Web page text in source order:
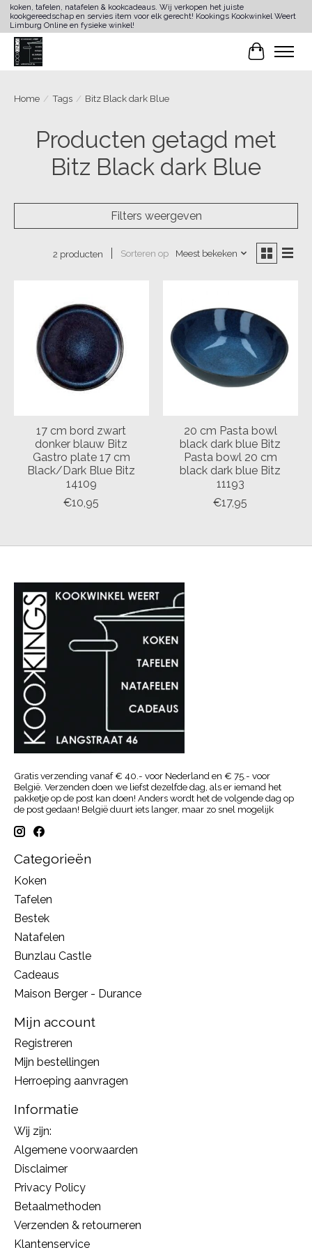
koken, tafelen, natafelen & kookcadeaus. Wij verkopen het juiste
kookgereedschap en servies item voor elk gerecht! Kookings Kookwinkel Weert
Limburg Online en fysieke winkel!
Home / Tags / Bitz Black dark Blue
Producten getagd met
Bitz Black dark Blue
Filters weergeven
2 producten Sorteren op Meest bekeken
17 cm bord zwart
donker blauw Bitz
Gastro plate 17 cm
Black/Dark Blue Bitz
14109
€10,95
20 cm Pasta bowl
black dark blue Bitz
Pasta bowl 20 cm
black dark blue Bitz
11193
€17,95
Gratis verzending vanaf € 40.- voor Nederland en € 75.- voor
België. Verzenden doen we liefst dezelfde dag, als er iemand het
pakketje op de post kan doen! Anders wordt het de volgende dag op
de post gedaan! België duurt iets langer, maar zo snel mogelijk
Categorieën
Koken
Tafelen
Bestek
Natafelen
Bunzlau Castle
Cadeaus
Maison Berger - Durance
Mijn account
Registreren
Mijn bestellingen
Herroeping aanvragen
Informatie
Wij zijn:
Algemene voorwaarden
Disclaimer
Privacy Policy
Betaalmethoden
Verzenden & retourneren
Klantenservice